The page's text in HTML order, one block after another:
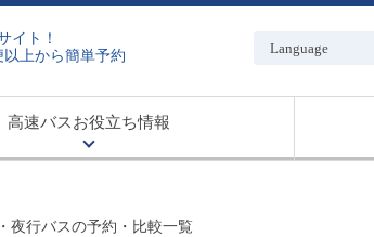
イト！
以上から簡単予約
Language
高速バスお役立ち情報
夜行バスの予約・比較一覧